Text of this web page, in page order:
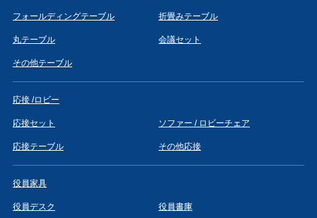
フォールディングテーブル 折畳みテーブル
丸テーブル 会議セット
その他テーブル
応接 /ロビー
応接セット ソファー / ロビーチェア
応接テーブル その他応接
役員家具
役員デスク 役員書庫